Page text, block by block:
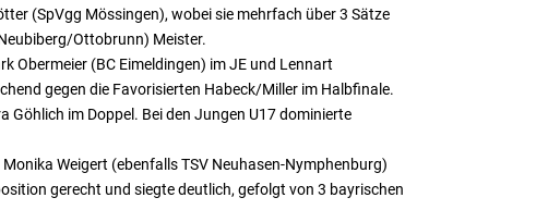
(SpVgg Mössingen), wobei sie mehrfach über 3 Sätze
Ottobrunn) Meister.
Obermeier (BC Eimeldingen) im JE und Lennart
gegen die Favorisierten Habeck/Miller im Halbfinale.
Göhlich im Doppel. Bei den Jungen U17 dominierte
Weigert (ebenfalls TSV Neuhasen-Nymphenburg)
gerecht und siegte deutlich, gefolgt von 3 bayrischen